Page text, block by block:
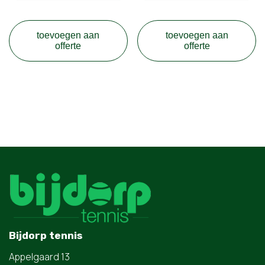
toevoegen aan
offerte
toevoegen aan
offerte
Bijdorp tennis
Appelgaard 13